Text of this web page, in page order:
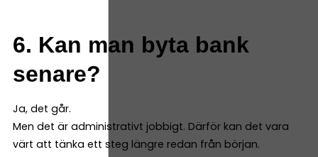
6. Kan man byta bank
senare?
Ja, det går.
Men det är administrativt jobbigt. Därför kan det vara
värt att tänka ett steg längre redan från början.